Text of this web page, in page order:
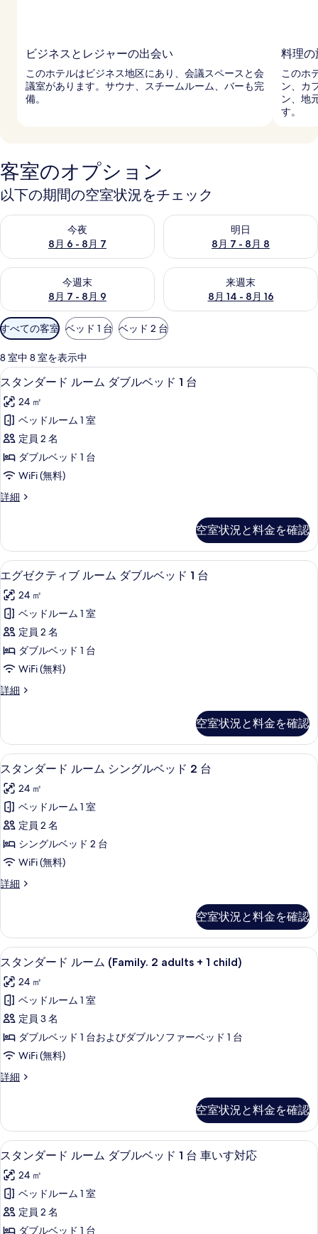
ビジネスとレジャーの出会い
このホテルはビジネス地区にあり、会議スペースと会
議室があります。サウナ、スチームルーム、バーも完
備。
料理の
このホ
ン、カ
ン、地
す。
客室のオプション
以下の期間の空室状況をチェック
今夜
8月 6 - 8月 7
今夜 8月 6 - 8月 7 の空室状況をチェック
明日
8月 7 - 8月 8
明日 8月 7 - 8月 8 の空室状況
今週末
8月 7 - 8月 9
今週末 8月 7 - 8月 9 の空室状況をチェック
来週末
8月 14 - 8月 16
来週末 8月 14 - 8月 16 の空室
利
用
可
能
な
客
室
の
り
込
み
すべての客室 ベッド 1 台 ベッド 2 台
8 室中 8 室を表示中
ス
タ
ン
ダ
ー
ド
ル
ー
ダ
ブ
ル
ベ
ッ
ド
1
台
の
て
の
写
真
を
表
示
す
る
低刺激性寝具、セーフティボックス
9
スタンダード ルーム ダブルベッド 1 台
24 ㎡
ベッドルーム 1 室
定員 2 名
ダブルベッド 1 台
WiFi (無料)
詳細
ス
ー
ド
ル
ム
ダ
ル
ベ
ッ
ド
1
細
空室状況と料金を確認
エ
グ
ゼ
ク
テ
ィ
ブ
ル
ム
ダ
ブ
ル
ベ
ッ
ド
1
台
べ
て
の
写
真
を
表
示
す
低刺激性寝具、セーフティボックス
7
エグゼクティブ ルーム ダブルベッド 1 台
24 ㎡
ベッドルーム 1 室
定員 2 名
ダブルベッド 1 台
WiFi (無料)
詳細
エ
テ
ィ
ブ
ー
ム
ブ
ル
ベ
ッ
ド
詳
細
空室状況と料金を確認
ス
タ
ン
ダ
ー
ド
ル
ー
シ
ン
グ
ル
ベ
ッ
ド
2
台
べ
て
の
写
真
を
スタンダード ルーム シングルベッ
7
スタンダード ルーム シングルベッド 2 台
24 ㎡
ベッドルーム 1 室
定員 2 名
シングルベッド 2 台
WiFi (無料)
詳細
ス
ー
ド
ル
ム
シ
グ
ル
ベ
ッ
ド
詳
細
空室状況と料金を確認
ス
タ
ン
ダ
ー
ド
ル
ー
(Family.
adults
+
1
child)
の
スタンダード ルーム (Family. 2
8
スタンダード ルーム (Family. 2 adults + 1 child)
24 ㎡
ベッドルーム 1 室
定員 3 名
ダブルベッド 1 台およびダブルソファーベッド 1 台
WiFi (無料)
詳細
ス
ー
ド
ル
ム
(Family.
adults
+
空室状況と料金を確認
ス
タ
ン
ダ
ー
スタンダード ルーム ダブルベッド 1
6
スタンダード ルーム ダブルベッド 1 台 車いす対応
24 ㎡
ベッドルーム 1 室
定員 2 名
ダブルベッド 1 台